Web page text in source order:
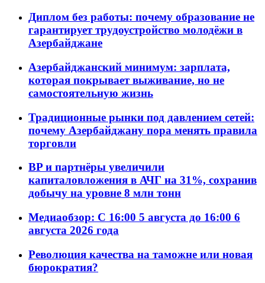
Диплом без работы: почему образование не
гарантирует трудоустройство молодёжи в
Азербайджане
Азербайджанский минимум: зарплата,
которая покрывает выживание, но не
самостоятельную жизнь
Традиционные рынки под давлением сетей:
почему Азербайджану пора менять правила
торговли
BP и партнёры увеличили
капиталовложения в АЧГ на 31%, сохранив
добычу на уровне 8 млн тонн
Медиаобзор: С 16:00 5 августа до 16:00 6
августа 2026 года
Революция качества на таможне или новая
бюрократия?